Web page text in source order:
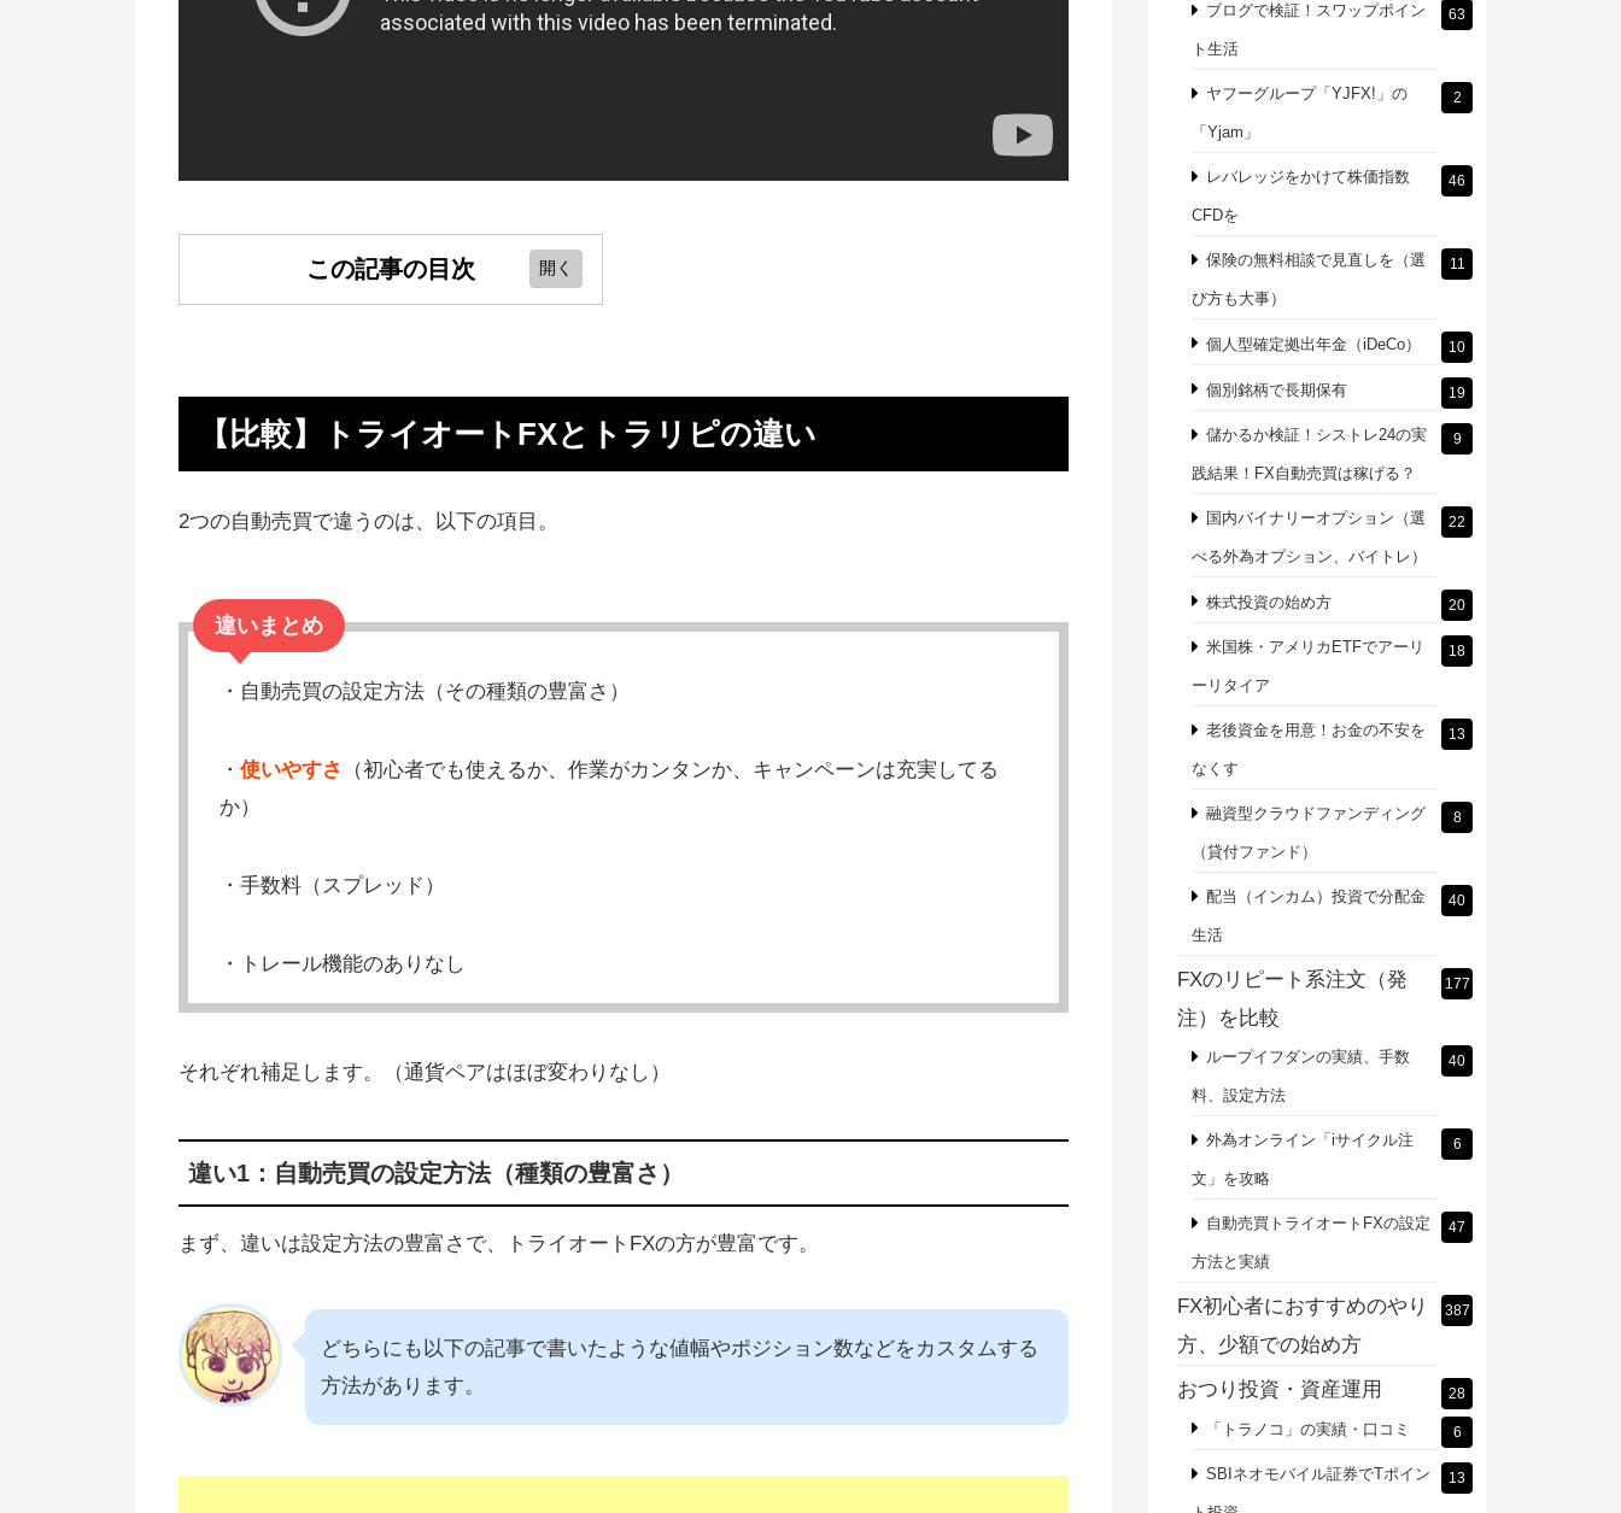
この記事の目次
使いやすさでもトライオートFXがオ
キャンペーンの充実度も比較
すすめ
【比較】トライオートFXとトラリピの違い
2つの自動売買で違うのは、以下の項目。
違いまとめ
・自動売買の設定方法（その種類の豊富さ）
・ 使いやすさ （初心者でも使えるか、作業がカンタンか、キャンペーンは充実してる
か）
・手数料（スプレッド）
・トレール機能のありなし
それぞれ補足します。（通貨ペアはほぼ変わりなし）
違い1：自動売買の設定方法（種類の豊富さ）
まず、違いは設定方法の豊富さで、トライオートFXの方が豊富です。
どちらにも以下の記事で書いたような値幅やポジション数などをカスタムする
方法があります。
ブログで検証！スワップポイン
ト生活
63
ヤフーグループ「YJFX!」の
「Yjam」
2
レバレッジをかけて株価指数
CFDを
46
保険の無料相談で見直しを（選
び方も大事）
11
個人型確定拠出年金（iDeCo） 10
個別銘柄で長期保有 19
儲かるか検証！シストレ24の実
践結果！FX自動売買は稼げる？
9
国内バイナリーオプション（選
べる外為オプション、バイトレ）
22
株式投資の始め方 20
米国株・アメリカETFでアーリ
ーリタイア
18
老後資金を用意！お金の不安を
なくす
13
融資型クラウドファンディング
（貸付ファンド）
8
配当（インカム）投資で分配金
生活
40
FXのリピート系注文（発
注）を比較
177
ループイフダンの実績、手数
料、設定方法
40
外為オンライン「iサイクル注
文」を攻略
6
自動売買トライオートFXの設定
方法と実績
47
FX初心者におすすめのやり
方、少額での始め方
387
おつり投資・資産運用 28
「トラノコ」の実績・口コミ 6
SBIネオモバイル証券でTポイン 13